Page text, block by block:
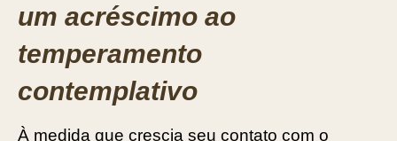
um acréscimo ao
temperamento
contemplativo
À medida que crescia seu contato com o